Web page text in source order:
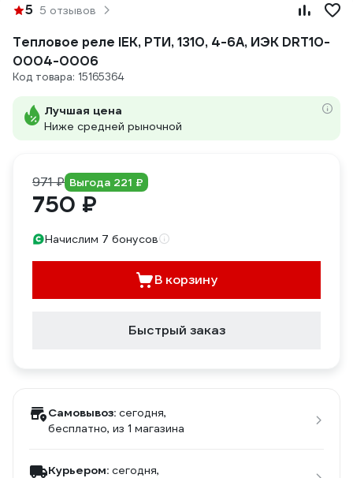
5 5 отзывов
Тепловое реле IEK, РТИ, 1310, 4-6А, ИЭК DRT10-
0004-0006
Код товара: 15165364
Лучшая цена
Ниже средней рыночной
971 ₽ Выгода 221 ₽
750 ₽
Начислим 7 бонусов
В корзину
Быстрый заказ
Самовывоз: сегодня,
бесплатно, из 1 магазина
Курьером: сегодня,